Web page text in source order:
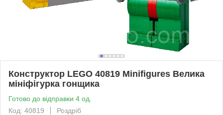
Конструктор LEGO 40819 Minifigures Велика
мініфігурка гонщика
Готово до відправки 4 од.
Код: 40819
Роздріб